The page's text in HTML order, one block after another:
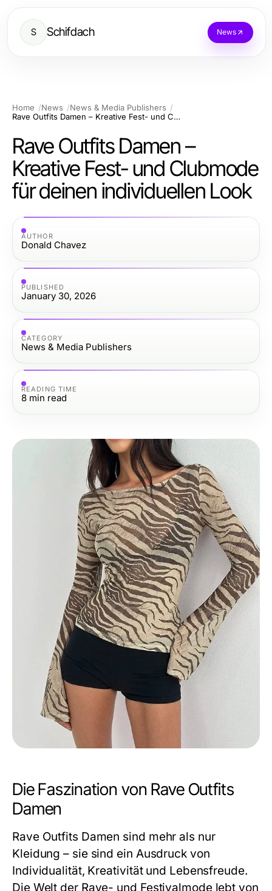
S Schifdach News
Home News
News & Media Publishers
Rave Outfits Damen – Kreative Fest- und Clubmode für deinen individuellen Look
Rave Outfits Damen –
Kreative Fest- und Clubmode
für deinen individuellen Look
AUTHOR
Donald Chavez
PUBLISHED
January 30, 2026
CATEGORY
News & Media Publishers
READING TIME
8 min read
Die Faszination von Rave Outfits
Damen
Rave Outfits Damen sind mehr als nur
Kleidung – sie sind ein Ausdruck von
Individualität, Kreativität und Lebensfreude.
Die Welt der Rave- und Festivalmode lebt von